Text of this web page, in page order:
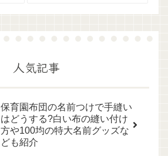
人気記事
保育園布団の名前つけで手縫い
はどうする?白い布の縫い付け
方や100均の特大名前グッズな
ども紹介